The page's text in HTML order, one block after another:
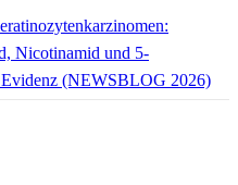
Nicotinamid und 5-
(NEWSBLOG 2026)